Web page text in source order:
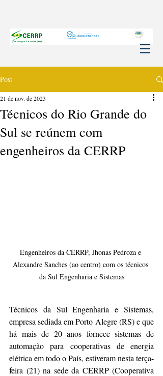
Post
Técnicos do Rio Grande do
Sul se reúnem com
engenheiros da CERRP
21 de nov. de 2023
Engenheiros da CERRP, Jhonas Pedroza e
Alexandre Sanches (ao centro) com os técnicos
da Sul Engenharia e Sistemas
Técnicos da Sul Engenharia e Sistemas,
empresa sediada em Porto Alegre (RS) e que
há mais de 20 anos fornece sistemas de
automação para cooperativas de energia
elétrica em todo o País, estiveram nesta terça-
feira (21) na sede da CERRP (Cooperativa